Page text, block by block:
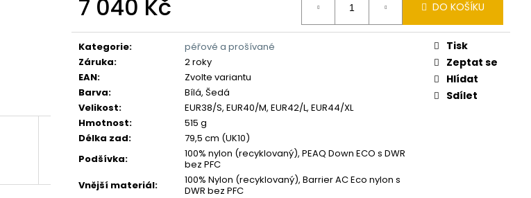
7 040 Kč
cena:
DO KOŠÍKU
Kategorie:
péřové a prošívané
Záruka:
2 roky
EAN:
Zvolte variantu
Barva:
Bílá, Šedá
Velikost:
EUR38/S, EUR40/M, EUR42/L, EUR44/XL
Hmotnost:
515 g
Délka zad:
79,5 cm (UK10)
Podšívka:
100% nylon (recyklovaný), PEAQ Down ECO s DWR
bez PFC
Vnější materiál:
100% Nylon (recyklovaný), Barrier AC Eco nylon s
DWR bez PFC
Tisk
Zeptat se
Hlídat
Sdílet